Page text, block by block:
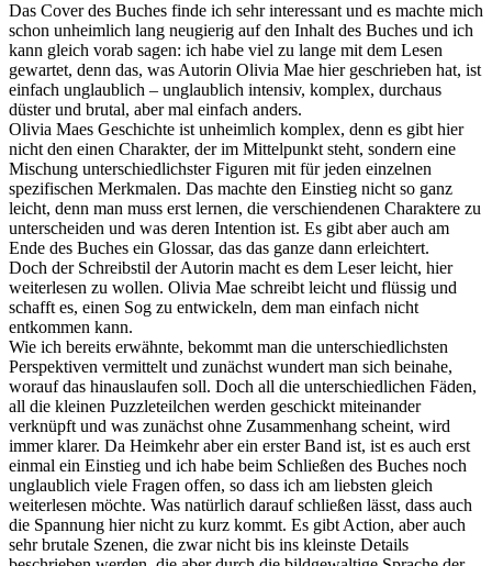
Das Cover des Buches finde ich sehr interessant und es machte mich
schon unheimlich lang neugierig auf den Inhalt des Buches und ich
kann gleich vorab sagen: ich habe viel zu lange mit dem Lesen
gewartet, denn das, was Autorin Olivia Mae hier geschrieben hat, ist
einfach unglaublich – unglaublich intensiv, komplex, durchaus
düster und brutal, aber mal einfach anders.
Olivia Maes Geschichte ist unheimlich komplex, denn es gibt hier
nicht den einen Charakter, der im Mittelpunkt steht, sondern eine
Mischung unterschiedlichster Figuren mit für jeden einzelnen
spezifischen Merkmalen. Das machte den Einstieg nicht so ganz
leicht, denn man muss erst lernen, die verschiendenen Charaktere zu
unterscheiden und was deren Intention ist. Es gibt aber auch am
Ende des Buches ein Glossar, das das ganze dann erleichtert.
Doch der Schreibstil der Autorin macht es dem Leser leicht, hier
weiterlesen zu wollen. Olivia Mae schreibt leicht und flüssig und
schafft es, einen Sog zu entwickeln, dem man einfach nicht
entkommen kann.
Wie ich bereits erwähnte, bekommt man die unterschiedlichsten
Perspektiven vermittelt und zunächst wundert man sich beinahe,
worauf das hinauslaufen soll. Doch all die unterschiedlichen Fäden,
all die kleinen Puzzleteilchen werden geschickt miteinander
verknüpft und was zunächst ohne Zusammenhang scheint, wird
immer klarer. Da Heimkehr aber ein erster Band ist, ist es auch erst
einmal ein Einstieg und ich habe beim Schließen des Buches noch
unglaublich viele Fragen offen, so dass ich am liebsten gleich
weiterlesen möchte. Was natürlich darauf schließen lässt, dass auch
die Spannung hier nicht zu kurz kommt. Es gibt Action, aber auch
sehr brutale Szenen, die zwar nicht bis ins kleinste Details